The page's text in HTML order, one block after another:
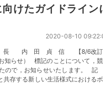
けたガイドライン
2020-08-10
会 長 内 田 貞 信 【8/6改訂
知らせ） 標記のことについて，
たので，お知らせいたします。
する新しい生活様式における